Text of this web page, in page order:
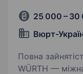
25 000 – 30
Вюрт-
Повна
WÜRTH —